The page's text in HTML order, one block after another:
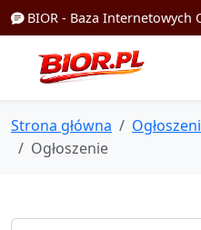
BIOR - Baza Internetowych
Strona główna
Ogłoszenie